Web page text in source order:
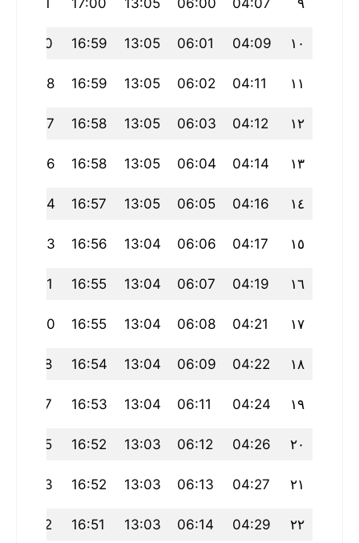
٩ 04:07
06:00
13:05
17:00
20:11
١٠ 04:09
06:01
13:05
16:59
20:10
١١ 04:11
06:02
13:05
16:59
20:08
١٢ 04:12
06:03
13:05
16:58
20:07
١٣ 04:14
06:04
13:05
16:58
20:06
١٤ 04:16
06:05
13:05
16:57
20:04
١٥ 04:17
06:06
13:04
16:56
20:03
١٦ 04:19
06:07
13:04
16:55
20:01
١٧ 04:21
06:08
13:04
16:55
20:00
١٨ 04:22
06:09
13:04
16:54
19:58
١٩ 04:24
06:11
13:04
16:53
19:57
٢٠ 04:26
06:12
13:03
16:52
19:55
٢١ 04:27
06:13
13:03
16:52
19:53
٢٢ 04:29
06:14
13:03
16:51
19:52